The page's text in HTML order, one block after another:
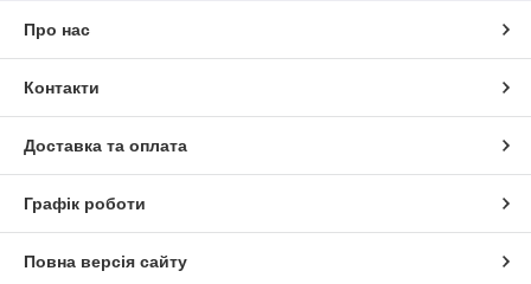
Про нас
Контакти
Доставка та оплата
Графік роботи
Повна версія сайту